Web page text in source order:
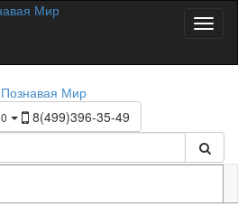
8(499)396-35-49